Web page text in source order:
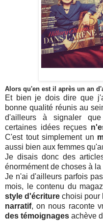
Alors qu'en est il après un an
Et bien je dois dire que
bonne qualité réunis au
d'ailleurs à signaler
certaines idées reçues
C'est tout simplement un
aussi bien aux femmes
Je disais donc des
énormément de choses à
Je n'ai d'ailleurs parfois
mois, le contenu du
style d'écriture choisi pour
narratif, on nous raconte
des témoignages achève